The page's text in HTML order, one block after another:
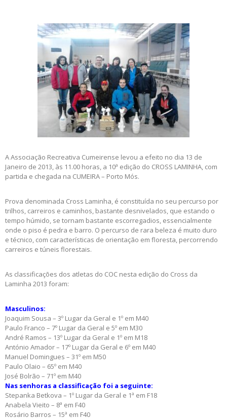
A Associação Recreativa Cumeirense levou a efeito no dia 13 de
Janeiro de 2013, às 11.00 horas, a 10ª edição do CROSS LAMINHA, com
partida e chegada na CUMEIRA – Porto Mós.
Prova denominada Cross Laminha, é constituída no seu percurso por
trilhos, carreiros e caminhos, bastante desnivelados, que estando o
tempo húmido, se tornam bastante escorregadios, essencialmente
onde o piso é pedra e barro. O percurso de rara beleza é muito duro
e técnico, com características de orientação em floresta, percorrendo
carreiros e túneis florestais.
As classificações dos atletas do COC nesta edição do Cross da
Laminha 2013 foram:
Masculinos:
Joaquim Sousa – 3º Lugar da Geral e 1º em M40
Paulo Franco – 7º Lugar da Geral e 5º em M30
André Ramos – 13º Lugar da Geral e 1º em M18
António Amador – 17º Lugar da Geral e 6º em M40
Manuel Domingues – 31º em M50
Paulo Olaio – 65º em M40
José Bolrão – 71º em M40
Nas senhoras a classificação foi a seguinte:
Stepanka Betkova – 1º Lugar da Geral e 1ª em F18
Anabela Vieito – 8ª em F40
Rosário Barros – 15ª em F40